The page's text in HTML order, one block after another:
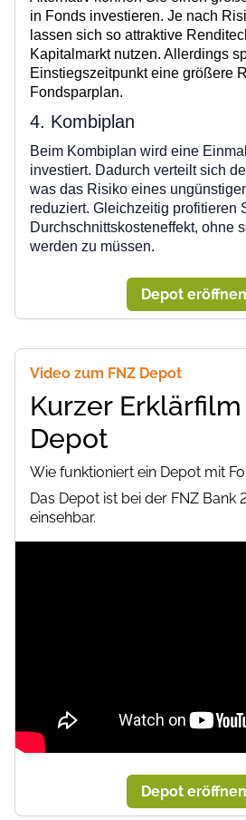
in Fonds investieren. Je nach
lassen sich so attraktive
Kapitalmarkt nutzen. Allerdings
Einstiegszeitpunkt eine größere
Fondsparplan.
4. Kombiplan
Beim Kombiplan wird eine
investiert. Dadurch verteilt sich
was das Risiko eines
reduziert. Gleichzeitig profitieren
Durchschnittskosteneffekt, ohne
werden zu müssen.
Depot eröffnen
Video zum FNZ Depot
Kurzer
Depot
Wie funktioniert ein Depot mit
Das Depot ist bei der FNZ Bank
einsehbar.
Depot eröffnen